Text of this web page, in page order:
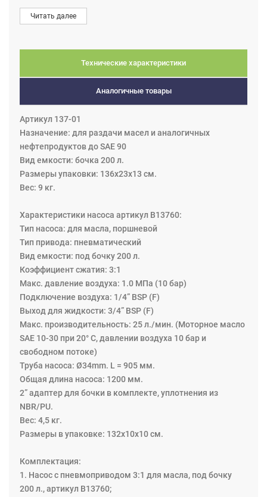
регулятор, шланг подачи воздуха 1,5 м. х 1/4”, шланг для
масла 1,5 м. х 3/4”, шаровой кран 3/4”, адаптеры. Макс.
Этот комплект идеально подходит для проведения
средств и другого оборудования в разных отраслях
сельскохозяйственной, авиационной и
горнодобывающей. Всякий раз, когда есть риск
теплового расширения в системе, всегда
устанавливайте предохранительный клапан на выходе
насоса. Рекомендуется если к магистрали
одновременно подключены до 3-х потребителей.
устанавливаемые на бочку или резервуар, 2-дюймовый
адаптер для крепления на 200л бочку поставляется в
комплекте, уплотнения насоса изготовлены из NBR/PU.
Использование комплекта для раздачи масла
обеспечивает удобную организацию рабочего места,
чистоту и порядок при работе и хранении. Высокая
надёжность оборудования обеспечивается за счёт
постоянного усовершенствования и использования
инновационных мировых разработок.
Читать далее
Технические характеристики
Аналогичные товары
Артикул 137-01
Назначение: для раздачи масел и аналогичных
нефтепродуктов до SAE 90
Вид емкости: бочка 200 л.
Размеры упаковки: 136х23х13 см.
Вес: 9 кг.
Характеристики насоса артикул B13760:
Тип насоса: для масла, поршневой
Тип привода: пневматический
Вид емкости: под бочку 200 л.
Коэффициент сжатия: 3:1
Макс. давление воздуха: 1.0 MПa (10 бар)
Подключение воздуха: 1/4” BSP (F)
Выход для жидкости: 3/4” BSP (F)
Макс. производительность: 25 л./мин. (Моторное масло
SAE 10-30 при 20° C, давлении воздуха 10 бар и
свободном потоке)
Труба насоса: Ø34mm. L = 905 мм.
Общая длина насоса: 1200 мм.
2” адаптер для бочки в комплекте, уплотнения из
NBR/PU.
Вес: 4,5 кг.
Размеры в упаковке: 132х10х10 см.
Комплектация:
1. Насос с пневмоприводом 3:1 для масла, под бочку
200 л., артикул B13760;